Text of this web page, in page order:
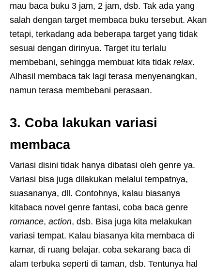
mau baca buku 3 jam, 2 jam, dsb. Tak ada yang
salah dengan target membaca buku tersebut. Akan
tetapi, terkadang ada beberapa target yang tidak
sesuai dengan dirinyua. Target itu terlalu
membebani, sehingga membuat kita tidak relax.
Alhasil membaca tak lagi terasa menyenangkan,
namun terasa membebani perasaan.
3. Coba lakukan variasi
membaca
Variasi disini tidak hanya dibatasi oleh genre ya.
Variasi bisa juga dilakukan melalui tempatnya,
suasananya, dll. Contohnya, kalau biasanya
kitabaca novel genre fantasi, coba baca genre
romance, action, dsb. Bisa juga kita melakukan
variasi tempat. Kalau biasanya kita membaca di
kamar, di ruang belajar, coba sekarang baca di
alam terbuka seperti di taman, dsb. Tentunya hal